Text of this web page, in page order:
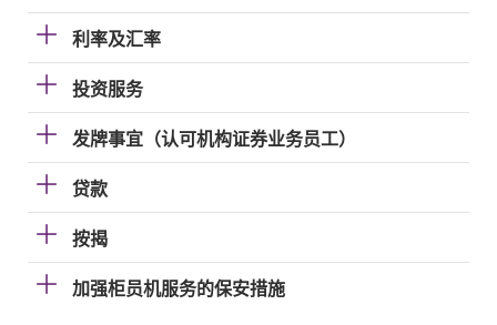
利率及汇率
投资服务
发牌事宜（认可机构证券业务员工）
贷款
按揭
加强柜员机服务的保安措施